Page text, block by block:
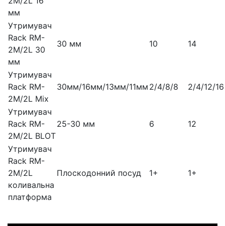
мм
Утримувач
Rack RM-
2M/2L 30
мм
30 мм 10 14
Утримувач
Rack RM-
2M/2L Mix
30мм/16мм/13мм/11мм 2/4/8/8 2/4/12/16
Утримувач
Rack RM-
2M/2L BLOT
25-30 мм 6 12
Утримувач
Rack RM-
2M/2L
коливальна
платформа
Плоскодонний посуд 1+ 1+